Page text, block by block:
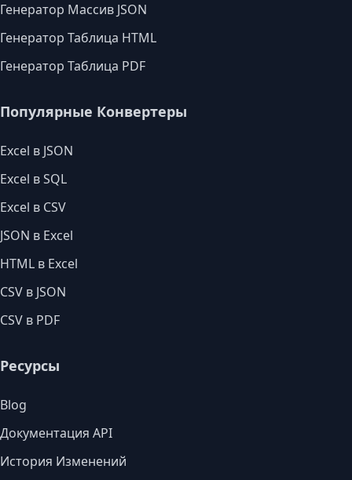
Генератор Массив JSON
Генератор Таблица HTML
Генератор Таблица PDF
Популярные Конвертеры
Excel в JSON
Excel в SQL
Excel в CSV
JSON в Excel
HTML в Excel
CSV в JSON
CSV в PDF
Ресурсы
Blog
Документация API
История Изменений